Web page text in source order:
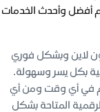
أفضل وأحدث الخدمات
لاين وبشكل فوري
بكل يسر وسهولة.
في أي وقت ومن أي
المتاحة بشكل